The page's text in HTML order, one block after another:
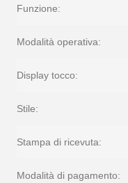
Funzione:
Modalità operativa:
Display tocco:
Stile:
Stampa di ricevuta:
Modalità di pagamento: